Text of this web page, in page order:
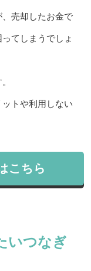
売却したお金で
てしまうでしょ
トや利用しない
こちら
いつなぎ